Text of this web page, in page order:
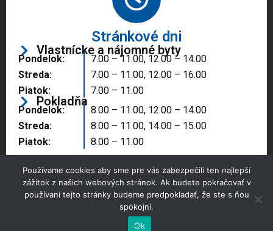
Stránkové dni
Vlastnícke a nájomné byty
Pondelok:
Streda:
Piatok:
7.00 – 11.00, 12.00 – 14.00
7.00 – 11.00, 12.00 – 16.00
7.00 – 11.00
Pokladňa
Pondelok:
Streda:
Piatok:
8.00 – 11.00, 12.00 – 14.00
8.00 – 11.00, 14.00 – 15.00
8.00 – 11.00
Copyright © 2025 Správa majetku mesta, n.o.,
Partizánske
Používame cookies aby sme pre vás zabezpečili ten najlepší
zážitok z našich webových stránok. Ak budete pokračovať v
používaní tejto stránky budeme predpokladať, že ste s ňou
spokojní.
Ok